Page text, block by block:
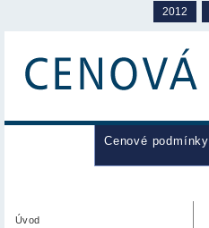
2012
Cenové podmínky
Úvod